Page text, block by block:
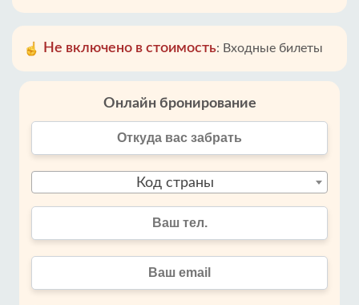
Не включено в стоимость: Входные билеты
Онлайн бронирование
Код страны